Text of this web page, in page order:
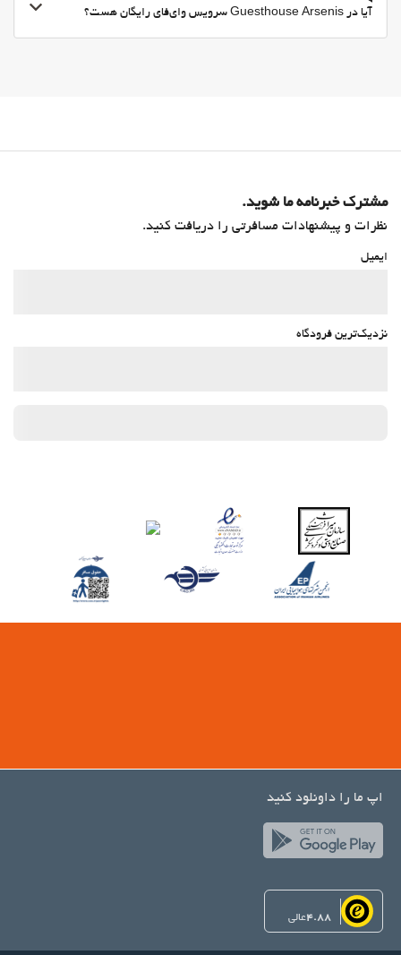
آیا در Guesthouse Arsenis سرویس وای‌فای رایگان هست؟
مشترک خبرنامه ما شوید.
نظرات و پیشنهادات مسافرتی را دریافت کنید.
ایمیل
نزدیک‌ترین فرودگاه
اپ ما را داونلود کنید
4.88عالی